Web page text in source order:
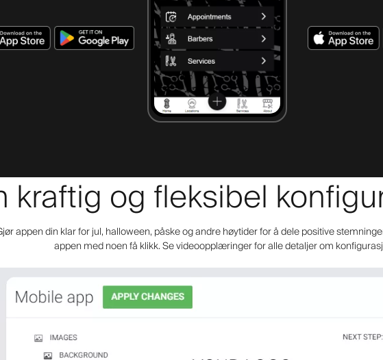
kraftig og fleksibel
appen din klar for jul, halloween, påske og andre høytider for å dele positive
appen med noen få klikk. Se videoopplæringer for alle detaljer om